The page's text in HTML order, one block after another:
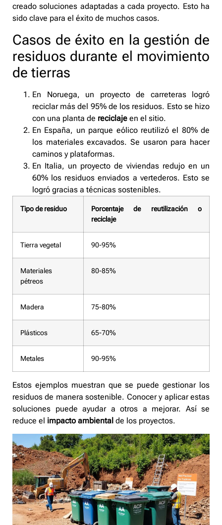
creado soluciones adaptadas a cada proyecto. Esto ha
sido clave para el éxito de muchos casos.
Casos de éxito en la gestión de
residuos durante el movimiento
de tierras
En Noruega, un proyecto de carreteras logró
reciclar más del 95% de los residuos. Esto se hizo
con una planta de reciclaje en el sitio.
En España, un parque eólico reutilizó el 80% de
los materiales excavados. Se usaron para hacer
caminos y plataformas.
En Italia, un proyecto de viviendas redujo en un
60% los residuos enviados a vertederos. Esto se
logró gracias a técnicas sostenibles.
Tipo de residuo
Porcentaje de reutilización o
reciclaje
Tierra vegetal 90-95%
Materiales
pétreos
80-85%
Madera 75-80%
Plásticos 65-70%
Metales 90-95%
Estos ejemplos muestran que se puede gestionar los
residuos de manera sostenible. Conocer y aplicar estas
soluciones puede ayudar a otros a mejorar. Así se
reduce el impacto ambiental de los proyectos.